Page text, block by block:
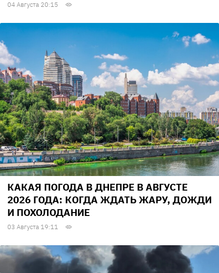
04 Августа 20:15
КАКАЯ ПОГОДА В ДНЕПРЕ В АВГУСТЕ
2026 ГОДА: КОГДА ЖДАТЬ ЖАРУ, ДОЖДИ
И ПОХОЛОДАНИЕ
03 Августа 19:11